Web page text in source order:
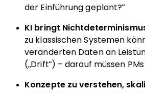
der Einführung geplant?“
KI bringt
zu klassischen Systemen
veränderten Daten an
(„Drift“) – darauf müssen
Konzepte zu verstehen,